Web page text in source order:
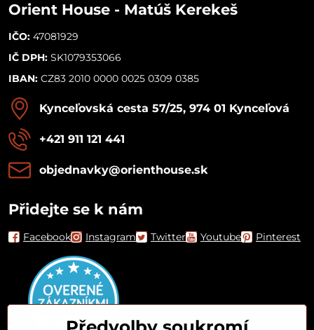
Orient House - Matúš Kerekeš
IČO: 47081929
IČ DPH: SK1079353066
IBAN: CZ83 2010 0000 0025 0309 0385
Kynceľovská cesta 57/25, 974 01 Kynceľová
+421 911 121 441
objednavky​@orienthouse​.sk
Přidejte se k nám
Facebook Instagram Twitter Youtube Pinterest